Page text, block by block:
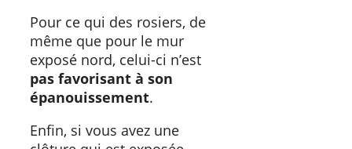
Pour ce qui des rosiers, de
même que pour le mur
exposé nord, celui-ci n’est
pas favorisant à son
épanouissement.
Enfin, si vous avez une